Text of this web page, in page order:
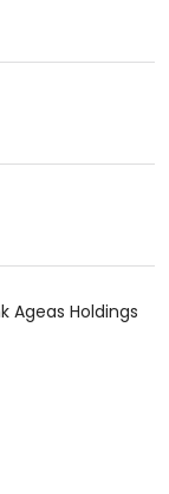
Ageas Holdings